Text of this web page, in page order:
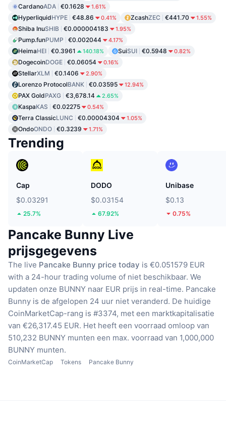
CardanoADA €0.1628 1.61%
HyperliquidHYPE €48.86 0.41% ZcashZEC €441.70 1.55%
Shiba InuSHIB €0.000004183 1.95%
Pump.funPUMP €0.002044 4.17%
HeimaHEI €0.3961 140.18% SuiSUI €0.5948 0.82%
DogecoinDOGE €0.06054 0.16%
StellarXLM €0.1406 2.90%
Lorenzo ProtocolBANK €0.03595 12.94%
PAX GoldPAXG €3,678.14 2.65%
KaspaKAS €0.02275 0.54%
Terra ClassicLUNC €0.00004304 1.05%
OndoONDO €0.3239 1.71%
Trending
Cap
$0.03291
25.7%
DODO
$0.03154
67.92%
Unibase
$0.13
0.75%
Pancake Bunny Live
prijsgegevens
The live Pancake Bunny price today is €0.051579 EUR
with a 24-hour trading volume of niet beschikbaar. We
updaten onze BUNNY naar EUR prijs in real-time. Pancake
Bunny is de afgelopen 24 uur niet veranderd. De huidige
CoinMarketCap-rang is #3374, met een marktkapitalisatie
van €26,317.45 EUR. Het heeft een voorraad omloop van
510,232 BUNNY munten een max. voorraad van 1,000,000
BUNNY munten.
CoinMarketCap Tokens Pancake Bunny